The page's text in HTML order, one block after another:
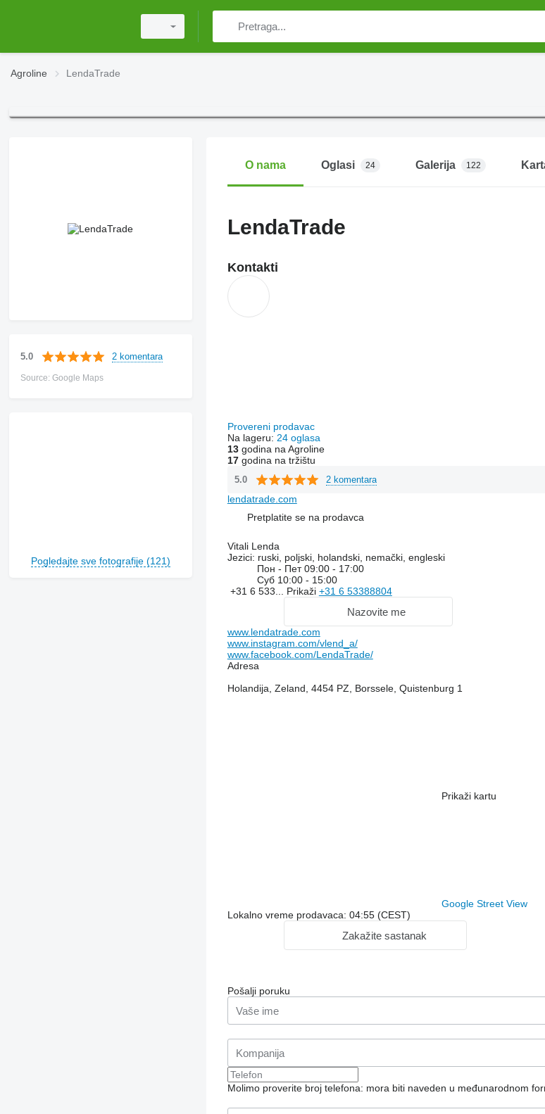
Agroline LendaTrade
5.0 2 komentara
Source: Google Maps
Pogledajte sve fotografije (121)
O nama Oglasi 24 Galerija 122
LendaTrade
Kontakti
Provereni prodavac
Na lageru: 24 oglasa
13godina na Agroline
17godina na tržištu
5.0 2 komentara
lendatrade.com
Pretplatite se na prodavca
Vitali Lenda
Jezici: ruski, poljski, holandski, nemački, engleski
Пон - Пет09:00 - 17:00
Суб 10:00 - 15:00
+31 6 533... Prikaži +31 6 53388804
Nazovite me
www.lendatrade.com
www.instagram.com/vlend_a/
www.facebook.com/LendaTrade/
Adresa
Holandija, Zeland, 4454 PZ, Borssele, Quistenburg 1
Prikaži kartu
Google Street View
Lokalno vreme prodavaca: 04:55 (CEST)
Zakažite sastanak
Pošalji poruku
Molimo proverite broj telefona: mora biti naveden u međunarodnom